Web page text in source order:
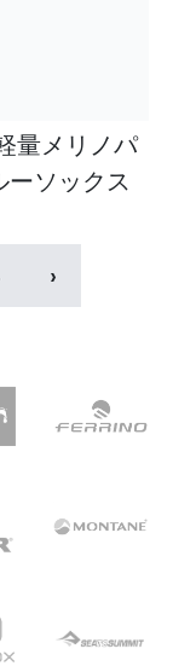
量メリノパ
ソックス
›